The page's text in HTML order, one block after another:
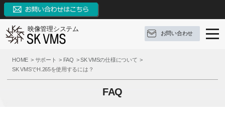
映像管理システム
お問い合わせ
SK VMSとは
SK VMSとは
SK VMSの特長
HOME サポート FAQ
SK VMSの仕様について
SK VMSでH.265を使用するには？
FAQ